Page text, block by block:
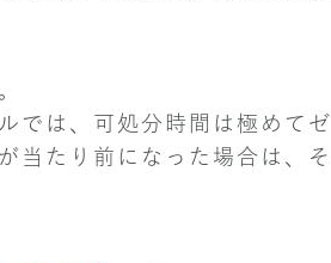
では、可処分時間は極めて
当たり前になった場合は、